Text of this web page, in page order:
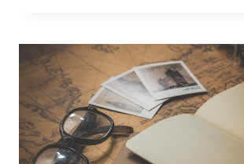
NÉCESSITÉ